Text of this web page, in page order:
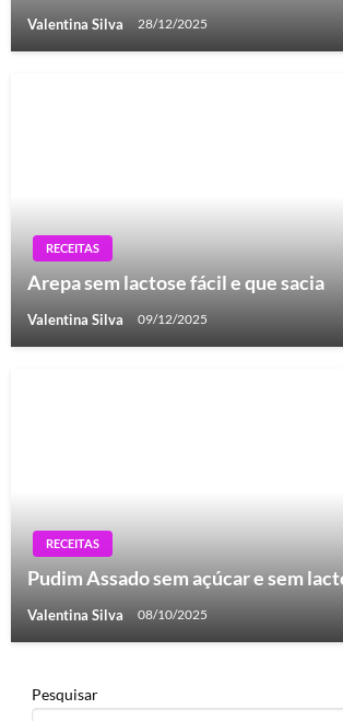
Valentina Silva 28/12/2025
RECEITAS
Arepa sem lactose fácil e que sacia
Valentina Silva 09/12/2025
RECEITAS
Pudim Assado sem açúcar e sem
Valentina Silva 08/10/2025
Pesquisar